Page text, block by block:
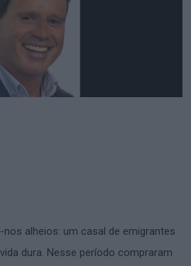
alheios: um casal de emigrantes
dura. Nesse período compraram